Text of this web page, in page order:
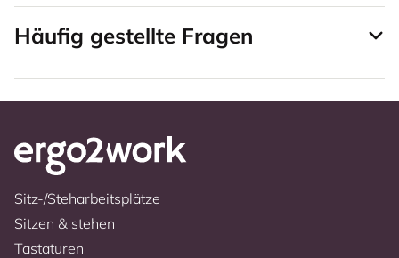
Häufig gestellte Fragen
Sitz-/Steharbeitsplätze
Sitzen & stehen
Tastaturen